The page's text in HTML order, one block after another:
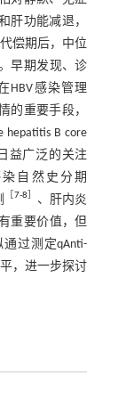
肝功能减退，
偿期后，中位
早期发现、诊
HBV感染管理
的重要手段，
B core
益广泛的关注
染自然史分期
［7-8］ 、肝内炎
重要价值，但
过测定qAnti-
，进一步探讨